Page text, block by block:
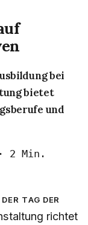
bei
bietet
und
2 Min.
der Tag der
richtet